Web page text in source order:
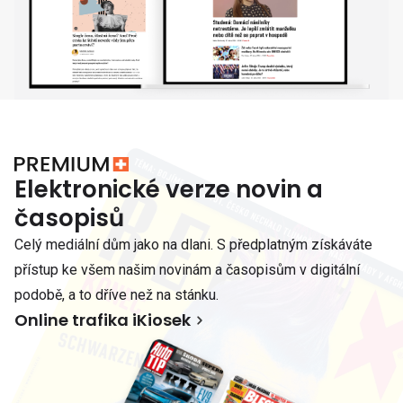
Elektronické verze novin a
časopisů
Celý mediální dům jako na dlani. S předplatným získáváte
přístup ke všem našim novinám a časopisům v digitální
podobě, a to dříve než na stánku.
Online trafika iKiosek